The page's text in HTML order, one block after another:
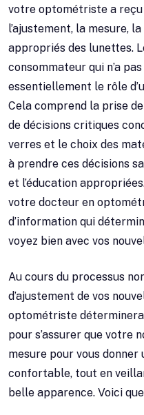
votre optométriste a
l’ajustement, la mesure,
appropriés des lunettes.
consommateur qui n’a
essentiellement le rôle
Cela comprend la prise
de décisions critiques
verres et le choix des
à prendre ces décisions
et l’éducation
votre docteur en
d’information qui
voyez bien avec vos
Au cours du processus
d’ajustement de vos
optométriste déterminera
pour s’assurer que votre
mesure pour vous donner
confortable, tout en
belle apparence. Voici